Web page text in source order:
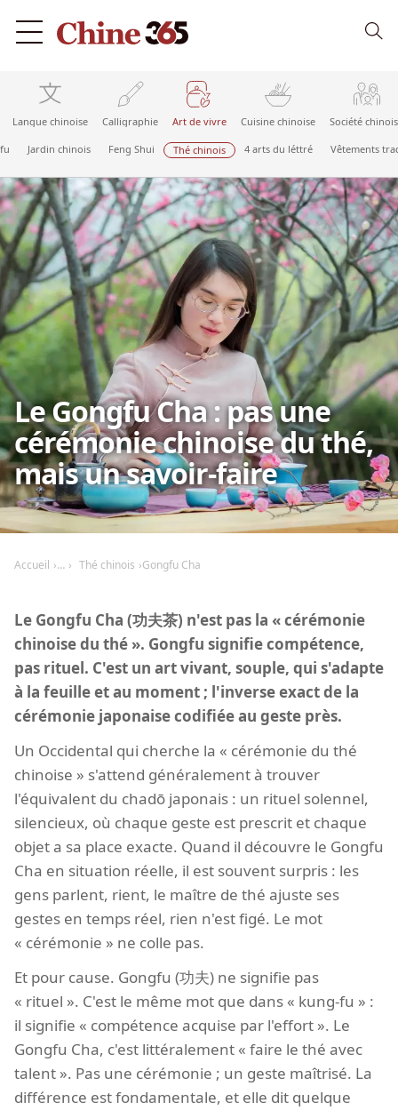
Langue chinoise Calligraphie Art de vivre Cuisine chinoise Société
Jardin chinois Feng Shui Thé chinois 4 arts du léttré Vêtements
Le Gongfu Cha : pas une
cérémonie chinoise du thé,
mais un savoir-faire
Accueil Thé chinois Gongfu Cha
Le Gongfu Cha (功夫茶) n'est pas la « cérémonie
chinoise du thé ». Gongfu signifie compétence,
pas rituel. C'est un art vivant, souple, qui s'adapte
à la feuille et au moment ; l'inverse exact de la
cérémonie japonaise codifiée au geste près.
Un Occidental qui cherche la « cérémonie du thé
chinoise » s'attend généralement à trouver
l'équivalent du chadō japonais : un rituel solennel,
silencieux, où chaque geste est prescrit et chaque
objet a sa place exacte. Quand il découvre le Gongfu
Cha en situation réelle, il est souvent surpris : les
gens parlent, rient, le maître de thé ajuste ses
gestes en temps réel, rien n'est figé. Le mot
« cérémonie » ne colle pas.
Et pour cause. Gongfu (功夫) ne signifie pas
« rituel ». C'est le même mot que dans « kung-fu » :
il signifie « compétence acquise par l'effort ». Le
Gongfu Cha, c'est littéralement « faire le thé avec
talent ». Pas une cérémonie ; un geste maîtrisé. La
différence est fondamentale, et elle dit quelque